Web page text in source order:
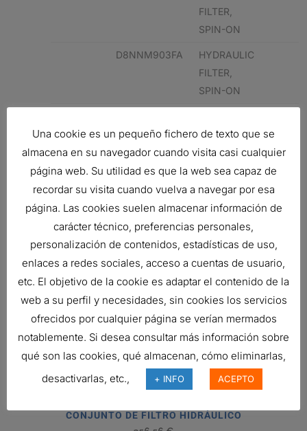
FILTER,
SPIN-ON
D8NNM903FA
HYDRAULIC
FILTER,
SPIN-ON
FILTER,
SPIN-ON
FORD
HYDRAULIC
FILTER,
SPIN-ON
Related products
RESPIRADERO, HIDRÁULICO
13,89€
Ref:P562514
CONJUNTO DE FILTRO HIDRÁULICO
Una cookie es un pequeño fichero de texto que se
almacena en su navegador cuando visita casi cualquier
página web. Su utilidad es que la web sea capaz de
recordar su visita cuando vuelva a navegar por esa
página. Las cookies suelen almacenar información de
carácter técnico, preferencias personales,
personalización de contenidos, estadísticas de uso,
enlaces a redes sociales, acceso a cuentas de usuario,
etc. El objetivo de la cookie es adaptar el contenido de la
web a su perfil y necesidades, sin cookies los servicios
ofrecidos por cualquier página se verían mermados
notablemente. Si desea consultar más información sobre
qué son las cookies, qué almacenan, cómo eliminarlas,
desactivarlas, etc.,
+ INFO ACEPTO